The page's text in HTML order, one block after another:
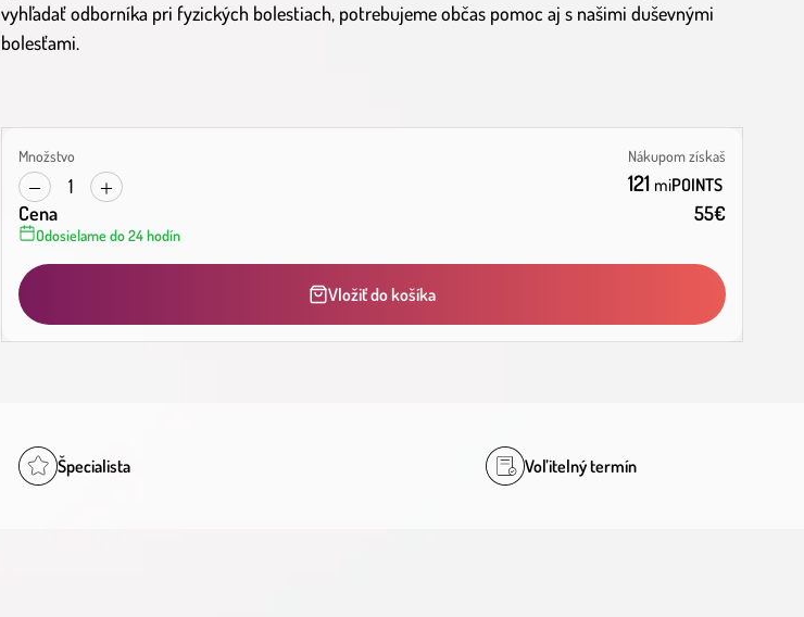
vyhľadať odborníka pri fyzických bolestiach, potrebujeme občas pomoc aj s našimi duševnými
bolesťami.
Množstvo
1
Nákupom získaš
121 miPOINTS
Cena 55€
Odosielame do 24 hodín
Vložiť do košíka
Špecialista Voľitelný termín